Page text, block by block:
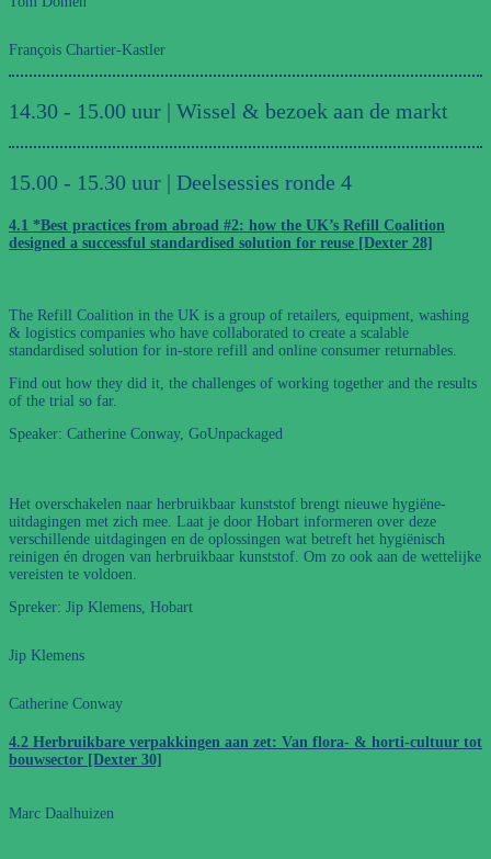
François Chartier-Kastler
14.30 - 15.00 uur | Wissel & bezoek aan de markt
15.00 - 15.30 uur | Deelsessies ronde 4
4.1 *Best practices from abroad #2: how the UK’s Refill Coalition
designed a successful standardised solution for reuse [Dexter 28]
The Refill Coalition in the UK is a group of retailers, equipment, washing
& logistics companies who have collaborated to create a scalable
standardised solution for in-store refill and online consumer returnables.
Find out how they did it, the challenges of working together and the results
of the trial so far.
Speaker: Catherine Conway, GoUnpackaged
Het overschakelen naar herbruikbaar kunststof brengt nieuwe hygiëne-
uitdagingen met zich mee. Laat je door Hobart informeren over deze
verschillende uitdagingen en de oplossingen wat betreft het hygiënisch
reinigen én drogen van herbruikbaar kunststof. Om zo ook aan de wettelijke
vereisten te voldoen.
Spreker: Jip Klemens, Hobart
Jip Klemens
Catherine Conway
4.2 Herbruikbare verpakkingen aan zet: Van flora- & horti-cultuur tot
bouwsector [Dexter 30]
Marc Daalhuizen